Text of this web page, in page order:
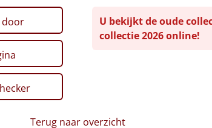
door
U bekijkt de oude
collectie 2026 online!
Terug naar overzicht